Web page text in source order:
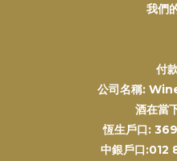
我們
付
公司名稱:
酒在當
恆生戶口:
中銀戶口